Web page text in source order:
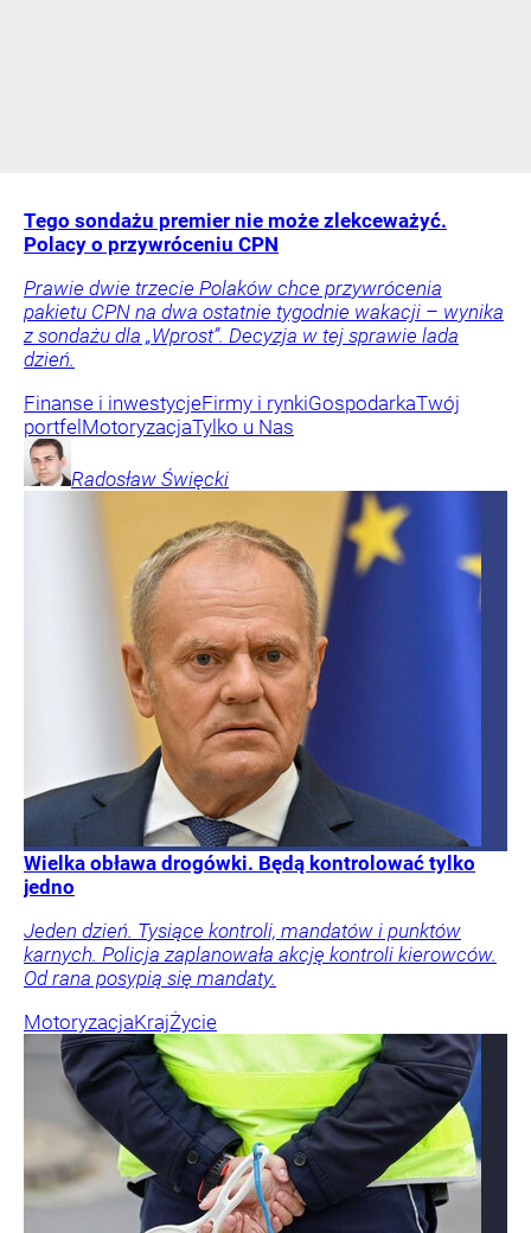
Tego sondażu premier nie może zlekceważyć.
Polacy o przywróceniu CPN
Prawie dwie trzecie Polaków chce przywrócenia
pakietu CPN na dwa ostatnie tygodnie wakacji – wynika
z sondażu dla „Wprost”. Decyzja w tej sprawie lada
dzień.
Finanse i inwestycjeFirmy i rynkiGospodarkaTwój
portfel MotoryzacjaTylko u Nas
Radosław Święcki
Wielka obława drogówki. Będą kontrolować tylko
jedno
Jeden dzień. Tysiące kontroli, mandatów i punktów
karnych. Policja zaplanowała akcję kontroli kierowców.
Od rana posypią się mandaty.
MotoryzacjaKrajŻycie